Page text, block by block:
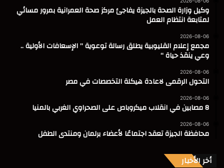
وكيل وزارة الصحة بالجيزة يفاجئ مركز صحة العمرانية بمرور مسائي
لمتابعة انتظام العمل
2026-08-06
مجمع إعلام القليوبية يطلق رسالة توعوية ” الإسعافات الأولية ..
وعي ينقذ حياة “
2026-08-06
التحول الرقمى لاعادة هيكلة التخصصات في مصر
2026-08-06
8 مصابين في انقلاب ميكروباص على الصحراوي الغربي بالمنيا
2026-08-06
محافظة الجيزة تعقد اجتماعًا لأعضاء برلمان ومنتدى الطفل
أخر الأخبار